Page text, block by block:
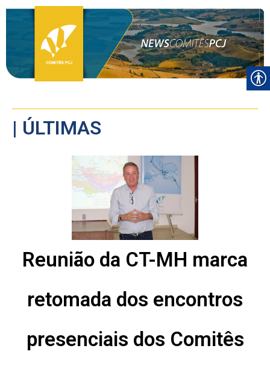
| ÚLTIMAS
Reunião da CT-MH marca
retomada dos encontros
presenciais dos Comitês